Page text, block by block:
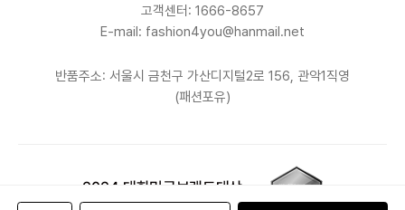
고객센터: 1666-8657
E-mail: fashion4you@hanmail.net
반품주소: 서울시 금천구 가산디지털2로 156, 관악1직영
(패션포유)